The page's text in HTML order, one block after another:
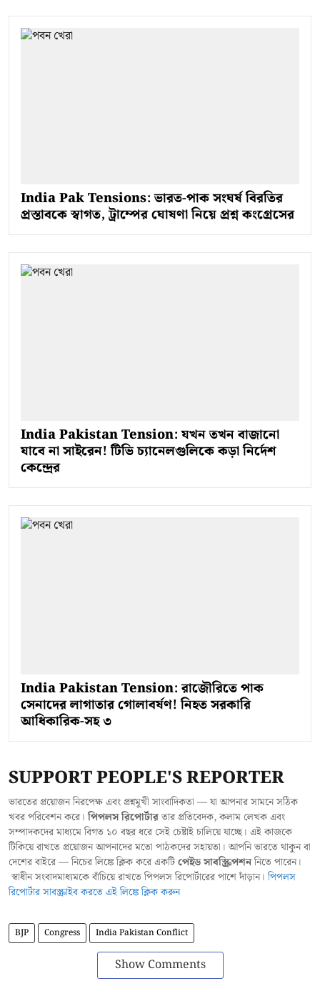
India Pak Tensions: ভারত-পাক সংঘর্ষ বিরতির
প্রস্তাবকে স্বাগত, ট্রাম্পের ঘোষণা নিয়ে প্রশ্ন কংগ্রেসের
India Pakistan Tension: যখন তখন বাজানো
যাবে না সাইরেন! টিভি চ্যানেলগুলিকে কড়া নির্দেশ
কেন্দ্রের
India Pakistan Tension: রাজৌরিতে পাক
সেনাদের লাগাতার গোলাবর্ষণ! নিহত সরকারি
আধিকারিক-সহ ৩
SUPPORT PEOPLE'S REPORTER
ভারতের প্রয়োজন নিরপেক্ষ এবং প্রশ্নমুখী সাংবাদিকতা — যা আপনার সামনে সঠিক
খবর পরিবেশন করে।পিপলস রিপোর্টারতার প্রতিবেদক, কলাম লেখক এবং
সম্পাদকদের মাধ্যমে বিগত ১০ বছর ধরে সেই চেষ্টাই চালিয়ে যাচ্ছে। এই কাজকে
টিকিয়ে রাখতে প্রয়োজন আপনাদের মতো পাঠকদের সহায়তা। আপনি ভারতে থাকুন বা
দেশের বাইরে — নিচের লিঙ্কে ক্লিক করে একটিপেইড সাবস্ক্রিপশননিতে পারেন।
স্বাধীন সংবাদমাধ্যমকে বাঁচিয়ে রাখতে পিপলস রিপোর্টারের পাশে দাঁড়ান।পিপলস
রিপোর্টার সাবস্ক্রাইব করতে এই লিঙ্কে ক্লিক করুন
BJP Congress India Pakistan Conflict
Show Comments